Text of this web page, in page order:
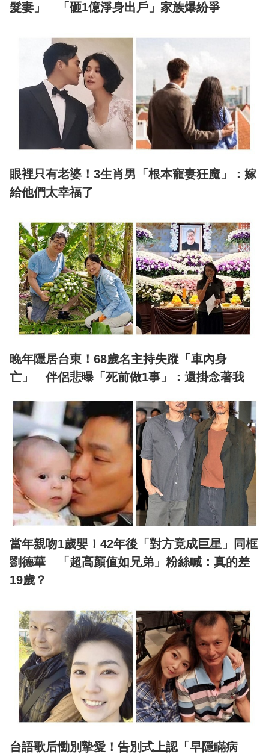
髮妻」 「砸1億淨身出戶」家族爆紛爭
眼裡只有老婆！3生肖男「根本寵妻狂魔」：嫁
給他們太幸福了
晚年隱居台東！68歲名主持失蹤「車內身
亡」 伴侶悲曝「死前做1事」：還掛念著我
當年親吻1歲嬰！42年後「對方竟成巨星」同框
劉德華 「超高顏值如兄弟」粉絲喊：真的差
19歲？
台語歌后慟別摯愛！告別式上認「早隱瞞病